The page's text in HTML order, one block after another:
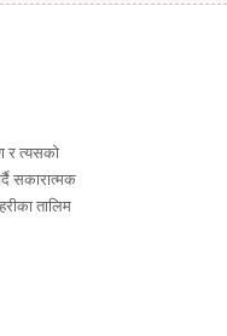
र त्यसको
सकारात्मक
तालिम